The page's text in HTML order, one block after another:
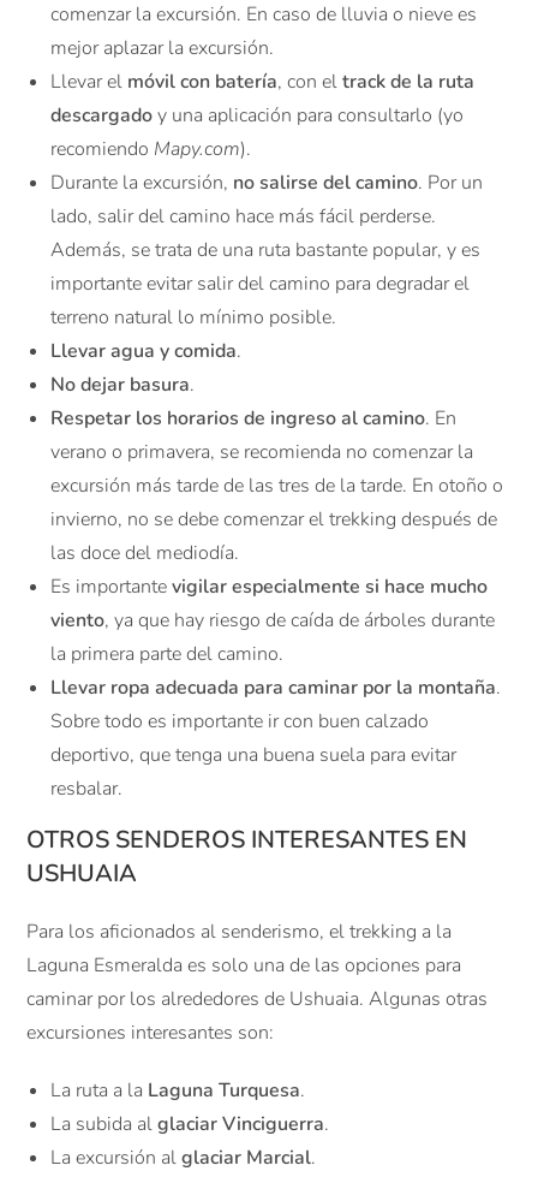
comenzar la excursión. En caso de lluvia o nieve es
mejor aplazar la excursión.
Llevar el móvil con batería, con eltrack de la ruta
descargadoy una aplicación para consultarlo (yo
recomiendo Mapy.com).
Durante la excursión, no salirse del camino. Por un
lado, salir del camino hace más fácil perderse.
Además, se trata de una ruta bastante popular, y es
importante evitar salir del camino para degradar el
terreno natural lo mínimo posible.
Llevar agua y comida.
No dejar basura.
Respetar los horarios de ingreso al camino. En
verano o primavera, se recomienda no comenzar la
excursión más tarde de las tres de la tarde. En otoño o
invierno, no se debe comenzar el trekking después de
las doce del mediodía.
Es importantevigilar especialmente si hace mucho
viento, ya que hay riesgo de caída de árboles durante
la primera parte del camino.
Llevar ropa adecuada para caminar por la montaña.
Sobre todo es importante ir con buen calzado
deportivo, que tenga una buena suela para evitar
resbalar.
OTROS SENDEROS INTERESANTES EN
USHUAIA
Para los aficionados al senderismo, el trekking a la
Laguna Esmeralda es solo una de las opciones para
caminar por los alrededores de Ushuaia. Algunas otras
excursiones interesantes son:
La ruta a la Laguna Turquesa.
La subida alglaciar Vinciguerra.
La excursión alglaciar Marcial.